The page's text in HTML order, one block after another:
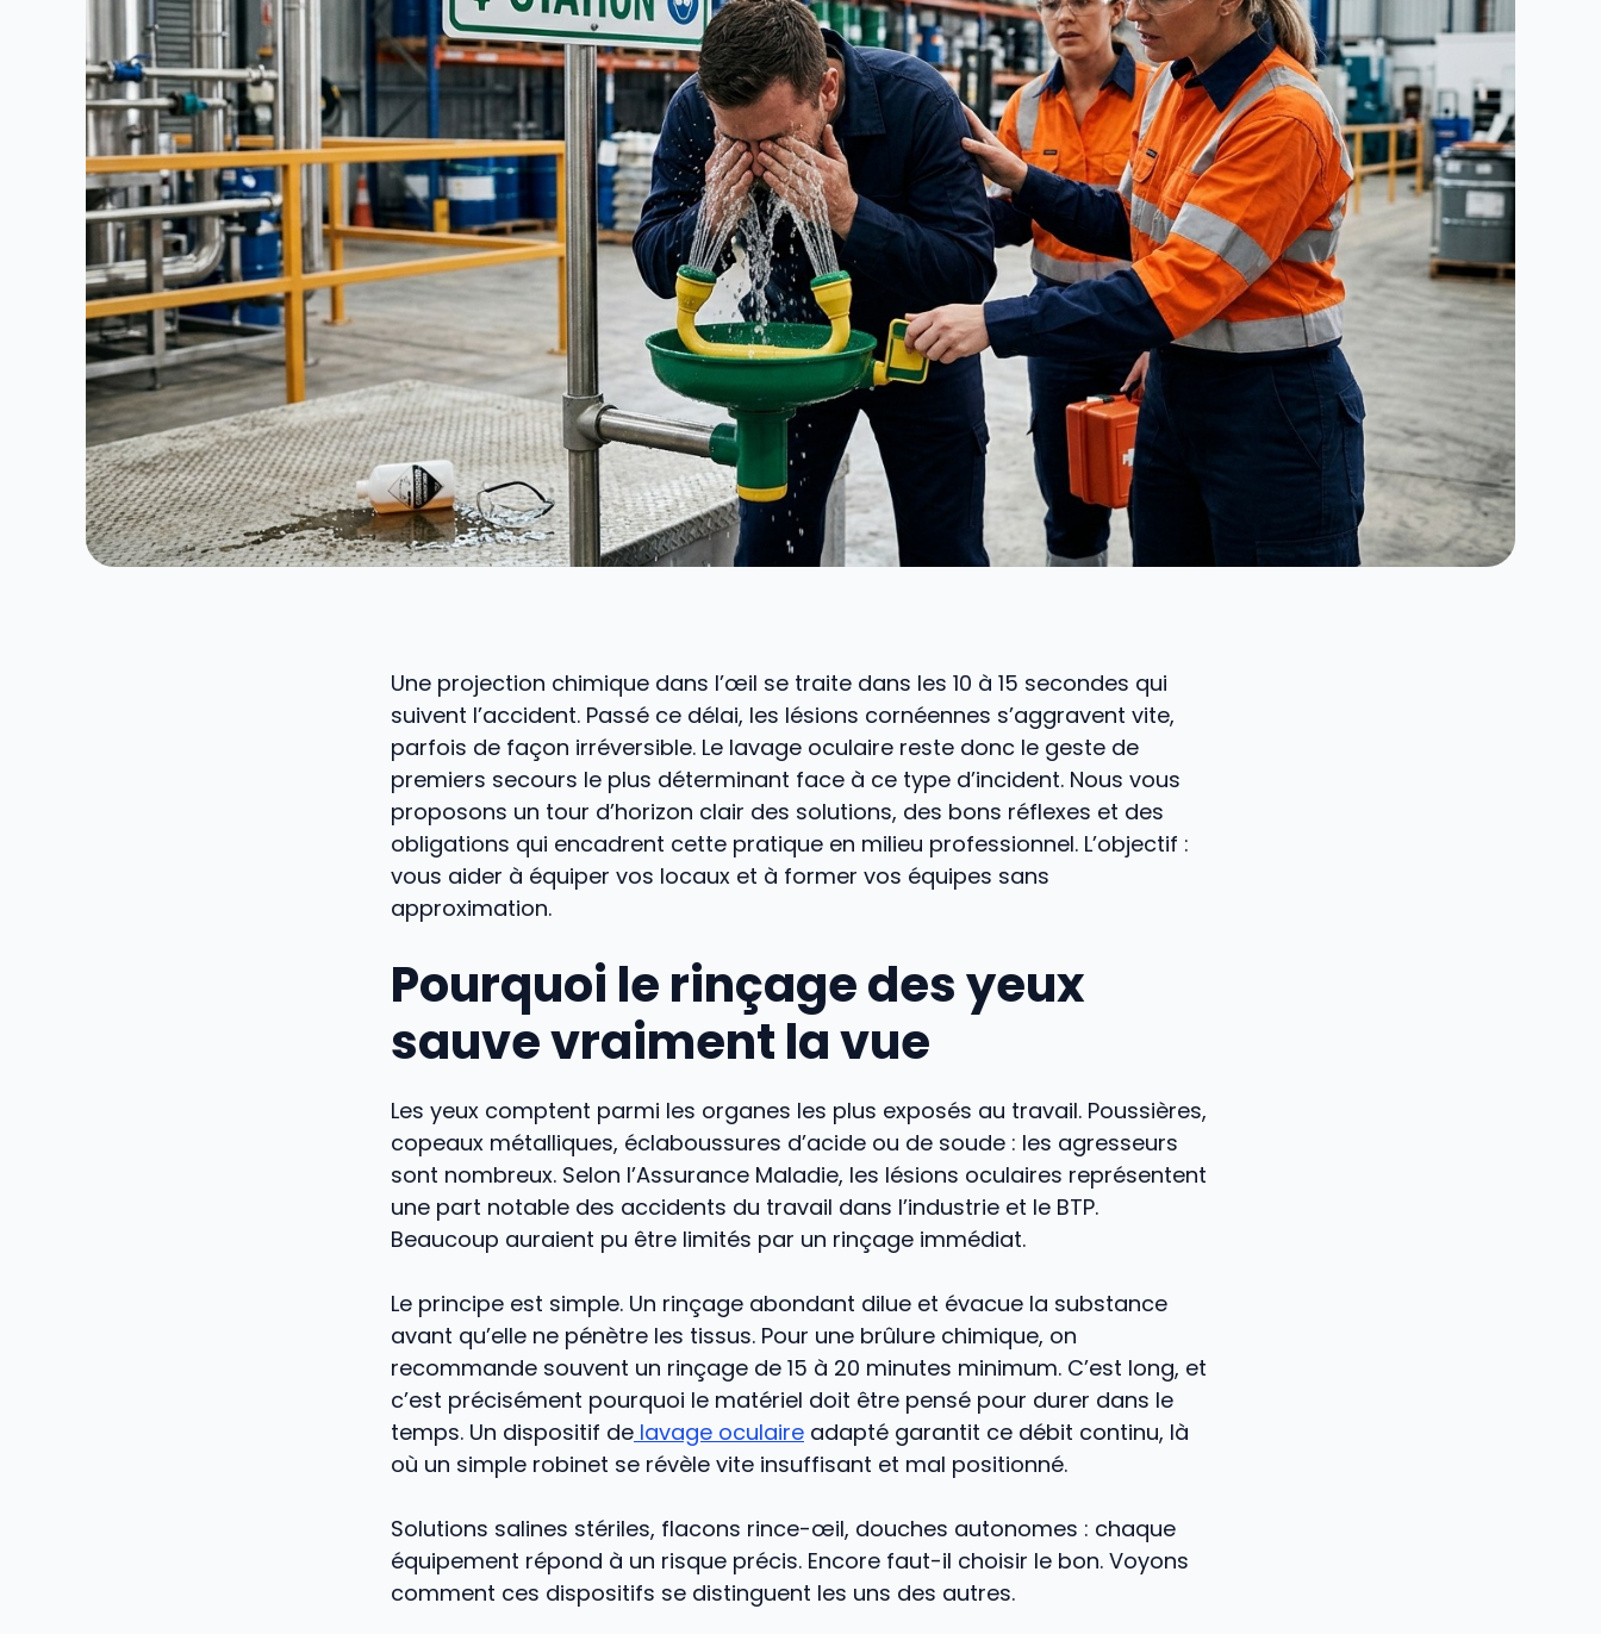
Une projection chimique dans l’œil se traite dans les 10 à 15 secondes qui
suivent l’accident. Passé ce délai, les lésions cornéennes s’aggravent vite,
parfois de façon irréversible. Le lavage oculaire reste donc le geste de
premiers secours le plus déterminant face à ce type d’incident. Nous vous
proposons un tour d’horizon clair des solutions, des bons réflexes et des
obligations qui encadrent cette pratique en milieu professionnel. L’objectif :
vous aider à équiper vos locaux et à former vos équipes sans
approximation.
Pourquoi le rinçage des yeux
sauve vraiment la vue
Les yeux comptent parmi les organes les plus exposés au travail. Poussières,
copeaux métalliques, éclaboussures d’acide ou de soude : les agresseurs
sont nombreux. Selon l’Assurance Maladie, les lésions oculaires représentent
une part notable des accidents du travail dans l’industrie et le BTP.
Beaucoup auraient pu être limités par un rinçage immédiat.
Le principe est simple. Un rinçage abondant dilue et évacue la substance
avant qu’elle ne pénètre les tissus. Pour une brûlure chimique, on
recommande souvent un rinçage de 15 à 20 minutes minimum. C’est long, et
c’est précisément pourquoi le matériel doit être pensé pour durer dans le
temps. Un dispositif de lavage oculaire adapté garantit ce débit continu, là
où un simple robinet se révèle vite insuffisant et mal positionné.
Solutions salines stériles, flacons rince-œil, douches autonomes : chaque
équipement répond à un risque précis. Encore faut-il choisir le bon. Voyons
comment ces dispositifs se distinguent les uns des autres.